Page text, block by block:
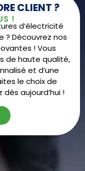
CLIENT ?
!
d’électricité
Découvrez nos
! Vous
de haute qualité,
et d’une
le choix de
aujourd’hui !